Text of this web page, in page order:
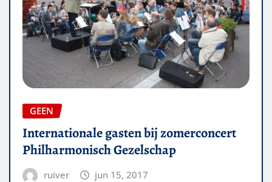
GEEN
Internationale gasten bij zomerconcert
Philharmonisch Gezelschap
ruiver jun 15, 2017